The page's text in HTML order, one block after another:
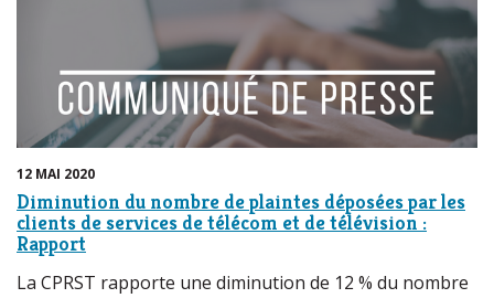
12 MAI 2020
Diminution du nombre de plaintes déposées par les
clients de services de télécom et de télévision :
Rapport
La CPRST rapporte une diminution de 12 % du nombre